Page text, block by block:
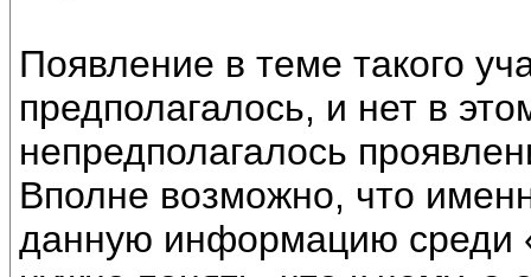
Появление в теме такого
предполагалось, и нет в
непредполагалось
Вполне возможно, что
данную информацию среди